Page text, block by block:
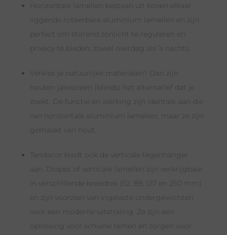
Horizontale lamellen bestaan uit boven elkaar
liggende roteerbare aluminium lamellen en zijn
perfect om storend zonlicht te reguleren en
privacy te bieden, zowel overdag als ’s nachts.
Verkies je natuurlijke materialen? Dan zijn
houten jaloezieën (blinds) het alternatief dat je
zoekt. De functie en werking zijn identiek aan die
van horizontale aluminium lamellen, maar ze zijn
gemaakt van hout.
Tendacor biedt ook de verticale tegenhanger
aan. Drapes of verticale lamellen zijn verkrijgbaar
in verschillende breedtes (52, 89, 127 en 250 mm)
en zijn voorzien van ingelaste ondergewichten
voor een moderne uitstraling. Ze zijn een
oplossing voor schuine ramen en zorgen voor